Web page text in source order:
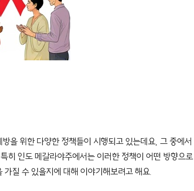
을 위한 다양한 정책들이 시행되고 있는데요, 그 중에서
히 인도 메갈라야주에서는 이러한 정책이 어떤 방향으로
질 수 있을지에 대해 이야기해보려고 해요.